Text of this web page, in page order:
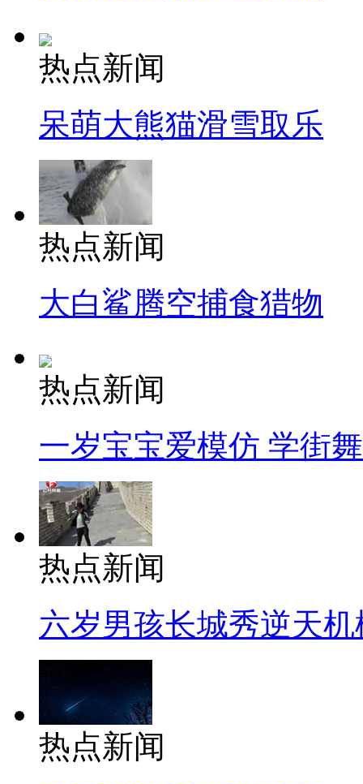
热点新闻
呆萌大熊猫滑雪取乐
热点新闻
大白鲨腾空捕食猎物
热点新闻
一岁宝宝爱模仿 学街
热点新闻
六岁男孩长城秀逆天机
热点新闻